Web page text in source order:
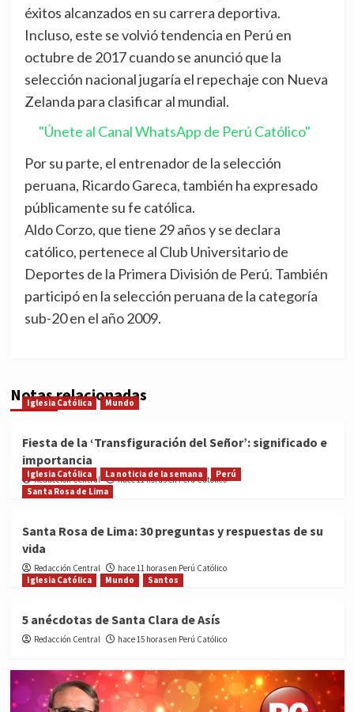
éxitos alcanzados en su carrera deportiva.
Incluso, este se volvió tendencia en Perú en
octubre de 2017 cuando se anunció que la
selección nacional jugaría el repechaje con Nueva
Zelanda para clasificar al mundial.
"Únete al Canal WhatsApp de Perú Católico"
Por su parte, el entrenador de la selección
peruana, Ricardo Gareca, también ha expresado
públicamente su fe católica.
Aldo Corzo, que tiene 29 años y se declara
católico, pertenece al Club Universitario de
Deportes de la Primera División de Perú. También
participó en la selección peruana de la categoría
sub-20 en el año 2009.
Notas relacionadas
Iglesia Católica Mundo
Fiesta de la ‘Transfiguración del Señor’: significado e
importancia
Redacción Central hace 11 horas en Perú Católico
Iglesia Católica La noticia de la semana
Perú
Santa Rosa de Lima
Santa Rosa de Lima: 30 preguntas y respuestas de su
vida
Redacción Central
hace 11 horas en Perú Católico
Iglesia Católica
Mundo Santos
5 anécdotas de Santa Clara de Asís
Redacción Central hace 15 horas en Perú Católico